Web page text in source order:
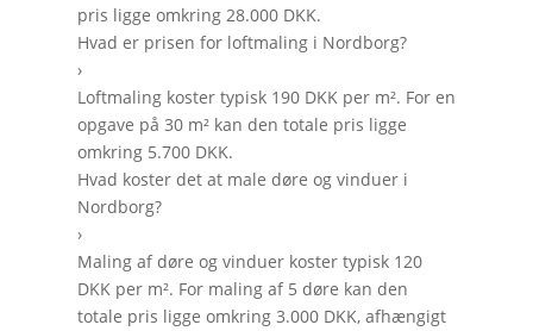
pris ligge omkring 28.000 DKK.
Hvad er prisen for loftmaling i Nordborg?
›
Loftmaling koster typisk 190 DKK per m². For en
opgave på 30 m² kan den totale pris ligge
omkring 5.700 DKK.
Hvad koster det at male døre og vinduer i
Nordborg?
›
Maling af døre og vinduer koster typisk 120
DKK per m². For maling af 5 døre kan den
totale pris ligge omkring 3.000 DKK, afhængigt